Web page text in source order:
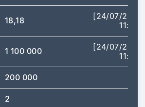
18,18
[24/07/2026
11:35]
1 100 000
[24/07/2026
11:35]
200 000
2